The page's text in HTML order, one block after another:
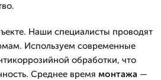
Наши специалисты проводят
Используем современные
обработки, что
Среднее время монтажа —